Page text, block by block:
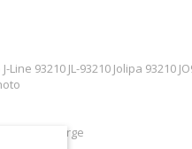
Line 93210 JL-93210 Jolipa 93210
Argent Large